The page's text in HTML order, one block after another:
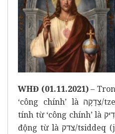
WHĐ (01.11.2021)–
‘công chính’ là צְדָקָה/tzedaqah (righteousness);
tính từ ‘công chính’ là צַדִיק/tsadaq (righteous), và
động từ là צדק/tsiddeq (justify, to be righteous).